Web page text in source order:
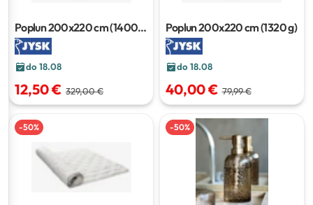
Poplun200x220 cm (1400
g)
do 18.08
12,50 € 329,00 €
Poplun200x220 cm (1320 g)
do 18.08
40,00 € 79,99 €
-50% -50%